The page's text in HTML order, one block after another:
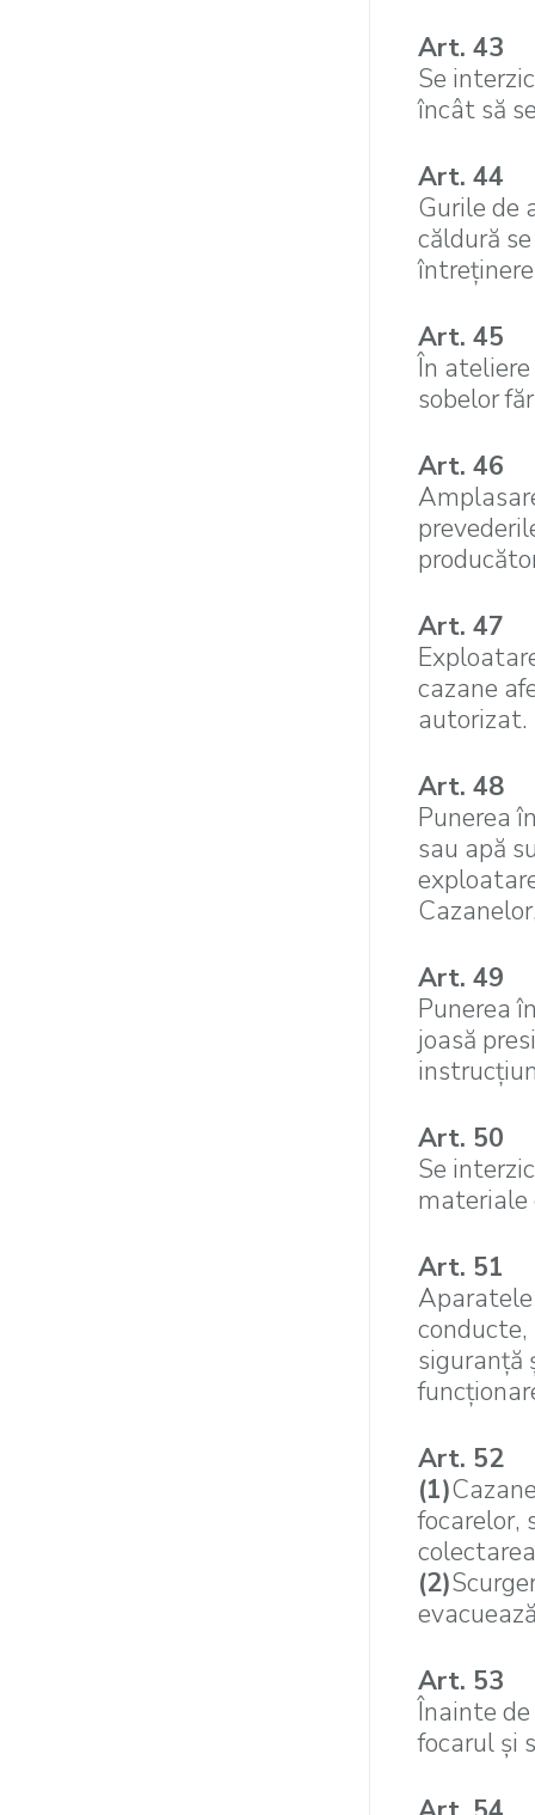
Art. 43
Se
încât să
Art. 44
Gurile de
căldură
Art. 45
În
sobelor
Art. 46
Art. 47
cazane
autorizat.
Art. 48
Punerea
sau apă
Art. 49
Punerea
joasă
Art. 50
Se
materiale
Art. 51
siguranţă
Art. 52
(1)
focarelor,
(2)
Art. 53
Înainte
focarul şi